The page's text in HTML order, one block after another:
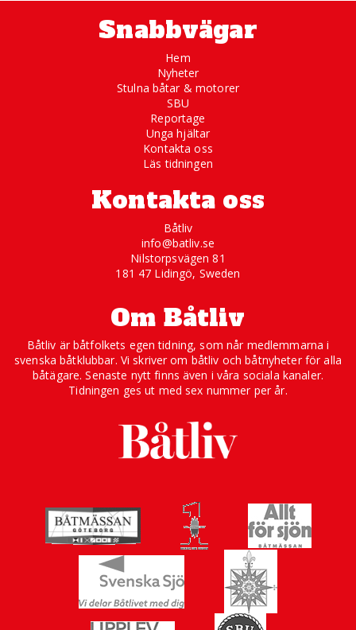
Snabbvägar
Hem
Nyheter
Stulna båtar & motorer
SBU
Reportage
Unga hjältar
Kontakta oss
Läs tidningen
Kontakta oss
Båtliv
info@batliv.se
Nilstorpsvägen 81
181 47 Lidingö, Sweden
Om Båtliv
Båtliv är båtfolkets egen tidning, som når medlemmarna i
svenska båtklubbar. Vi skriver om båtliv och båtnyheter för alla
båtägare. Senaste nytt finns även i våra sociala kanaler.
Tidningen ges ut med sex nummer per år.